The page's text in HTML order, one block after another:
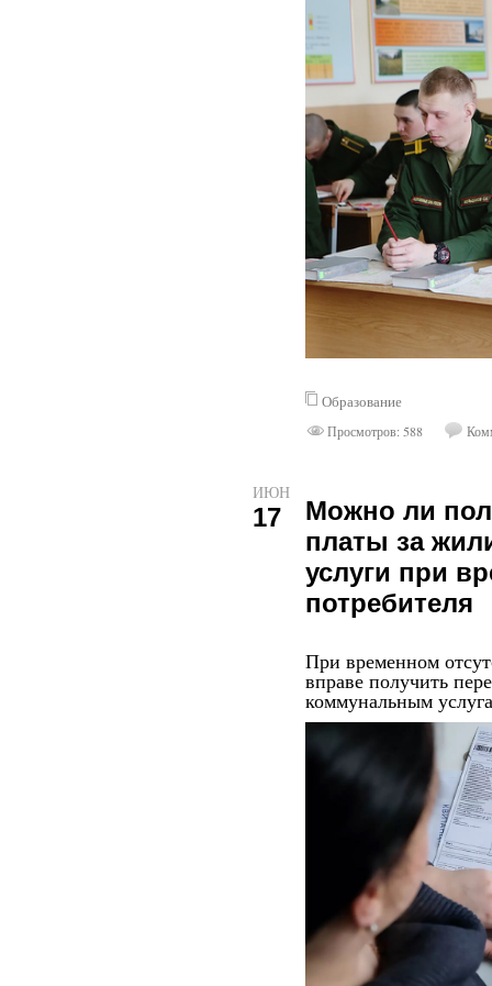
Образование
Просмотров: 588
ИЮН
17
Можно ли
платы за
услуги при
потребителя
При временном
вправе получить
коммунальным